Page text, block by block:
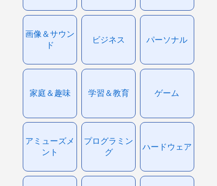
画像＆サウン
ド
ビジネス パーソナル
家庭＆趣味 学習＆教育 ゲーム
アミューズメ
ント
プログラミン
グ
ハードウェア